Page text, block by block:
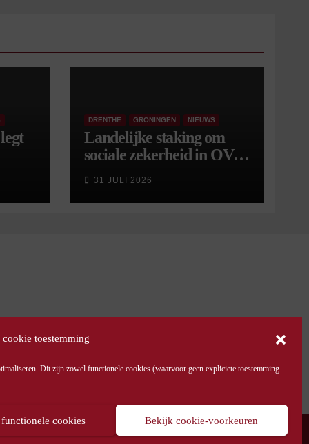
cookie toestemming
Dit zijn zowel functionele cookies (waarvoor geen expliciete toestemming
cookies Bekijk cookie-voorkeuren
DRENTHE GRONINGEN NIEUWS
Landelijke staking om
sociale zekerheid in OV
september
31 JULI 2026